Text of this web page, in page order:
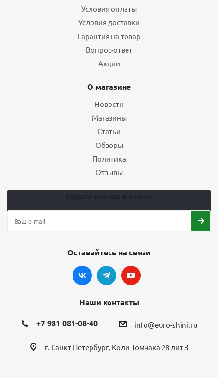
Условия оплаты
Условия доставки
Гарантия на товар
Вопрос-ответ
Акции
О магазине
Новости
Магазины
Статьи
Обзоры
Политика
Отзывы
Оставайтесь на связи
Наши контакты
+7 981 081-08-40 info@euro-shini.ru
г. Санкт-Петербург, Коли-Томчака 28 лит З